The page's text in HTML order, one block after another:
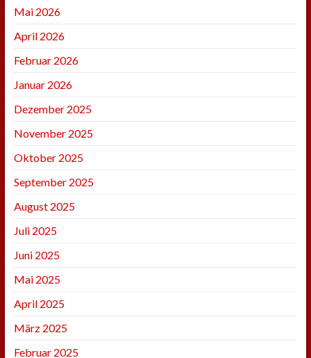
Mai 2026
April 2026
Februar 2026
Januar 2026
Dezember 2025
November 2025
Oktober 2025
September 2025
August 2025
Juli 2025
Juni 2025
Mai 2025
April 2025
März 2025
Februar 2025